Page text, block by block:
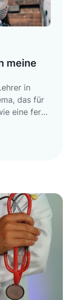
meine
in
das für
eine ferne
sich aus